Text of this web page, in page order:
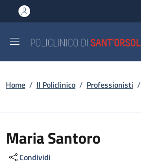
al contenuto principale
to footer content
Briciole di pane
Home / Il Policlinico / Professionisti /
Maria Santoro
Condividi